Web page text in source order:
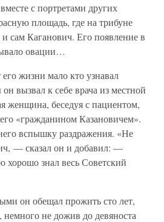
с портретами других
площадь, где на трибуне
и сам Каганович. Его появление в
овации…
жизни мало кто узнавал
вызвал к себе врача из местной
женщина, беседуя с пациентом,
его «гражданином Казановичем».
вспышку раздражения. «Не
— сказал он и добавил: —
знал весь Советский
он обещал прожить сто лет,
немного не дожив до девяноста